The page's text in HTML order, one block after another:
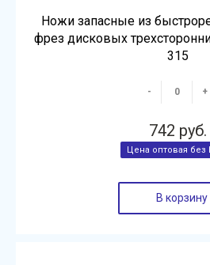
Ножи запасные из
фрез дисковых
315
- +
742 руб.
В корзину